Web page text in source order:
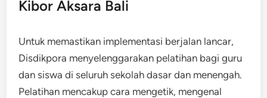
Kibor Aksara Bali
Untuk memastikan implementasi berjalan lancar,
Disdikpora menyelenggarakan pelatihan bagi guru
dan siswa di seluruh sekolah dasar dan menengah.
Pelatihan mencakup cara mengetik, mengenal